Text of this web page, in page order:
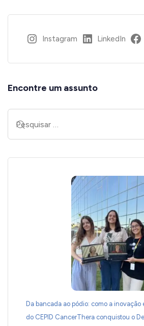
Instagram LinkedIn
Encontre um assunto
Da bancada ao pódio: como a inovação
do CEPID CancerThera conquistou o